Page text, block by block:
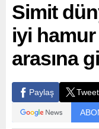
Simit
iyi
arasına
Paylaş